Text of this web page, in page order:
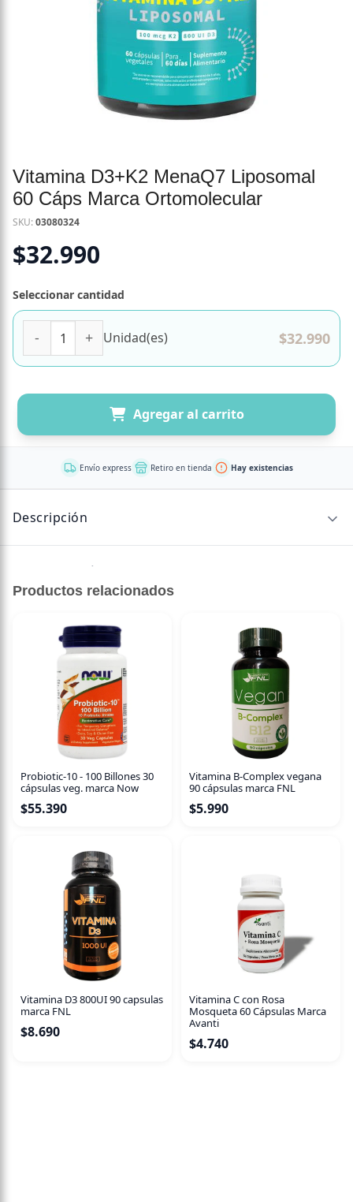
Vitamina D3+K2 MenaQ7 Liposomal
60 Cáps Marca Ortomolecular
SKU:03080324
$32.990
Seleccionar cantidad
Unidad(es) $32.990
Agregar al carrito
Envío express Retiro en tienda Hay existencias
Descripción
Sin descripción disponible.
Productos relacionados
Probiotic-10 - 100 Billones 30
cápsulas veg. marca Now
$55.390
Vitamina B-Complex vegana
90 cápsulas marca FNL
$5.990
Vitamina D3 800UI 90 capsulas
marca FNL
$8.690
Vitamina C con Rosa
Mosqueta 60 Cápsulas Marca
Avanti
$4.740